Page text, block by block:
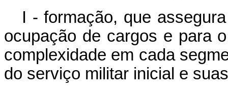
I - formação, que
ocupação de cargos e para
complexidade em cada
do serviço militar inicial e